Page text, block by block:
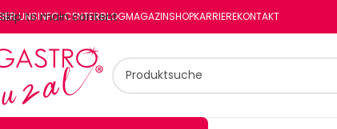
Skip to main content
UNSINFO-CENTERBLOGMAGAZINSHOPKARRIEREKONTAKT